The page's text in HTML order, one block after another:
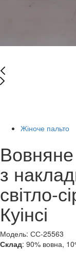
Жіноче пальто
з
світло-
Куінсі
Модель: СС-25563
Склад: 90% вовна,